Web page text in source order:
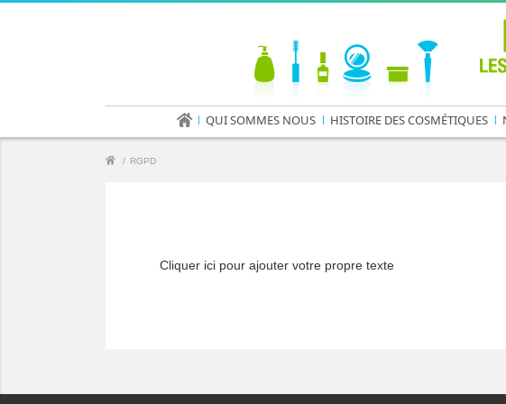
QUI SOMMES NOUS HISTOIRE DES COSMÉTIQUES
/ RGPD
Cliquer ici pour ajouter votre propre texte